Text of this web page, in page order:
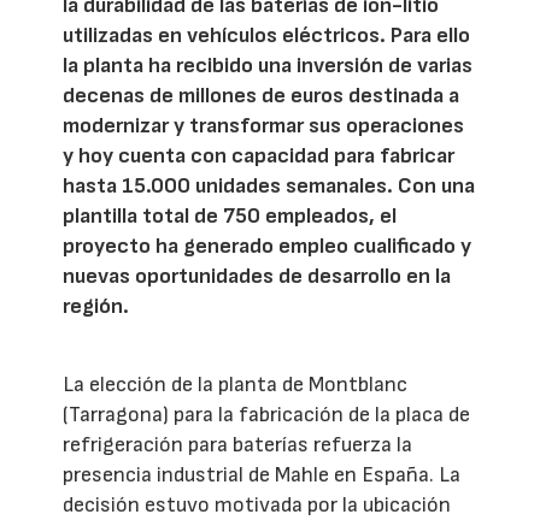
la durabilidad de las baterías de ion-litio
utilizadas en vehículos eléctricos. Para ello
la planta ha recibido una inversión de varias
decenas de millones de euros destinada a
modernizar y transformar sus operaciones
y hoy cuenta con capacidad para fabricar
hasta 15.000 unidades semanales. Con una
plantilla total de 750 empleados, el
proyecto ha generado empleo cualificado y
nuevas oportunidades de desarrollo en la
región.
La elección de la planta de Montblanc
(Tarragona) para la fabricación de la placa de
refrigeración para baterías refuerza la
presencia industrial de Mahle en España. La
decisión estuvo motivada por la ubicación